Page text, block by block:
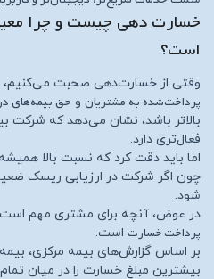
خسارت‌ دهی چیست و چرا
است؟
وقتی از خسارت‌دهی صحبت می‌کنیم،
پرداخت‌شده به مشتریان و حق بیمه‌های
بالاتر باشد، نشان می‌دهد که شرکت
فعال‌تری دارد.
اما باید دقت کرد که نسبت بالا
چون اگر شرکت در ارزیابی ریسک
شود.
در عوض، آنچه برای مشتری مهم
پرداخت خسارت است.
بر اساس گزارش‌های بیمه مرکزی،
بیشترین مبلغ خسارت را در میان